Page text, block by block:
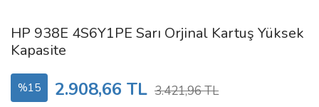
HP 938E 4S6Y1PE Sarı Orjinal Kartuş Yüksek
Kapasite
%15 2.908,66 TL 3.421,96 TL